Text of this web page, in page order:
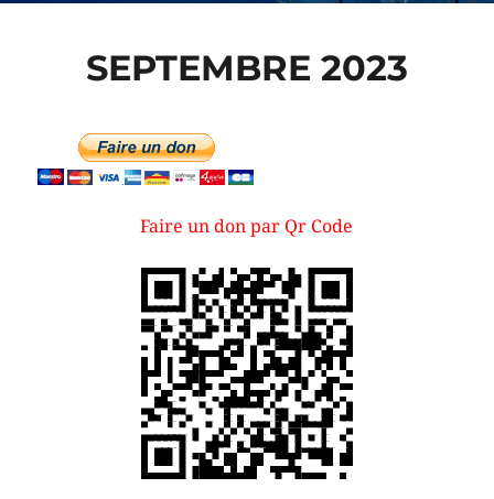
SEPTEMBRE 2023
Faire un don par Qr Code